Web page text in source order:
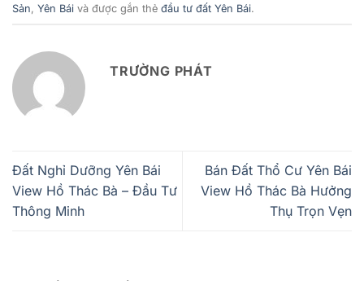
Sản, Yên Bái và được gắn thẻ đầu tư đất Yên Bái.
TRƯỜNG PHÁT
Đất Nghỉ Dưỡng Yên Bái
View Hồ Thác Bà – Đầu Tư
Thông Minh
Bán Đất Thổ Cư Yên Bái
View Hồ Thác Bà Hưởng
Thụ Trọn Vẹn